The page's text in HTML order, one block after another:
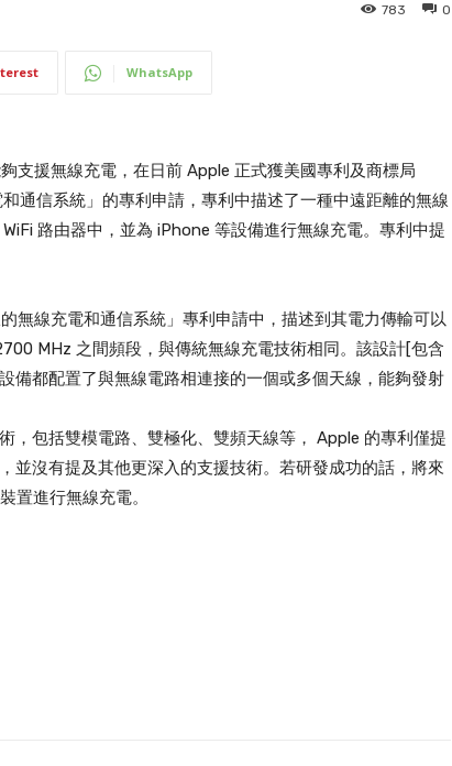
0
783
WhatsApp
支援無線充電，在日前 Apple 正式獲美國專利及商標局
通信系統」的專利申請，專利中描述了一種中遠距離的無線
路由器中，並為 iPhone 等設備進行無線充電。專利中提
無線充電和通信系統」專利申請中，描述到其電力傳輸可以
MHz 之間頻段，與傳統無線充電技術相同。該設計[包含
備都配置了與無線電路相連接的一個或多個天線，能夠發射
，包括雙模電路、雙極化、雙頻天線等， Apple 的專利僅提
並沒有提及其他更深入的支援技術。若研發成功的話，將來
置進行無線充電。